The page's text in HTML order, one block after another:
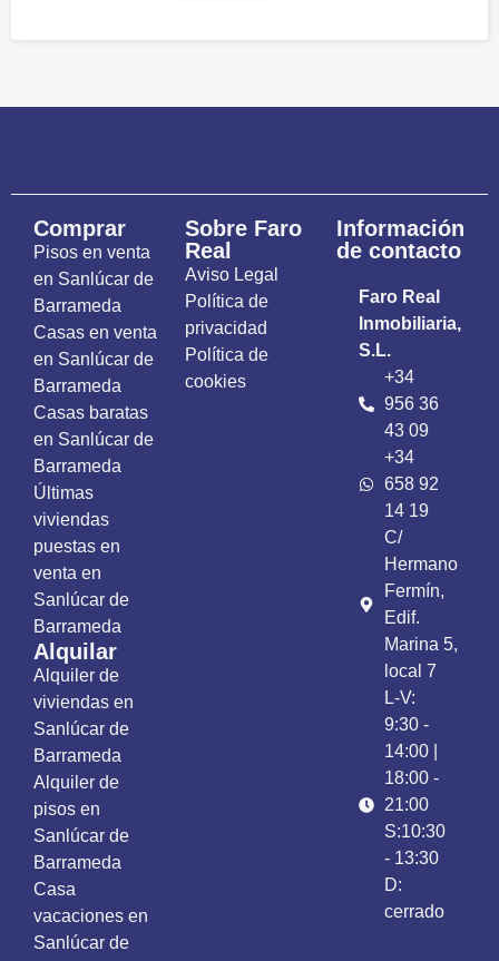
Comprar
Pisos en venta
en Sanlúcar de
Barrameda
Casas en venta
en Sanlúcar de
Barrameda
Casas baratas
en Sanlúcar de
Barrameda
Últimas
viviendas
puestas en
venta en
Sanlúcar de
Barrameda
Alquilar
Alquiler de
viviendas en
Sanlúcar de
Barrameda
Alquiler de
pisos en
Sanlúcar de
Barrameda
Casa
vacaciones en
Sanlúcar de
Sobre Faro
Real
Aviso Legal
Política de
privacidad
Política de
cookies
Información
de contacto
Faro Real
Inmobiliaria,
S.L.
+34
956 36
43 09
+34
658 92
14 19
C/
Hermano
Fermín,
Edif.
Marina 5,
local 7
L-V:
9:30 -
14:00 |
18:00 -
21:00
S:10:30
- 13:30
D:
cerrado